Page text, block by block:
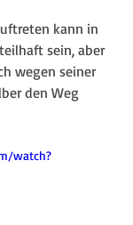
kann in
sein, aber
wegen seiner
den Weg
watch?